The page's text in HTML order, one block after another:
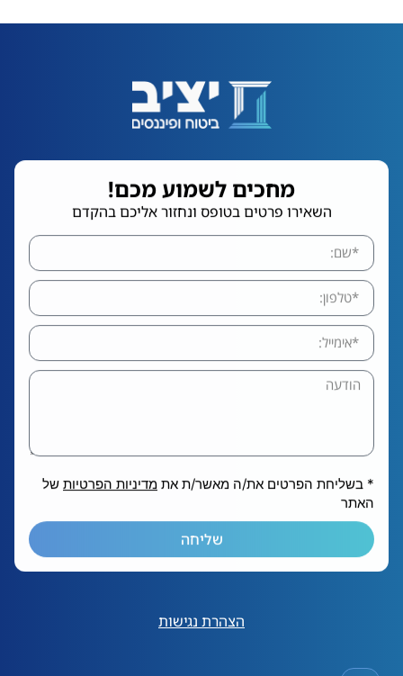
מחכים לשמוע מכם!
השאירו פרטים בטופס ונחזור אליכם בהקדם
* בשליחת הפרטים את/ה מאשר/ת את מדיניות הפרטיות של
האתר
שליחה
הצהרת נגישות